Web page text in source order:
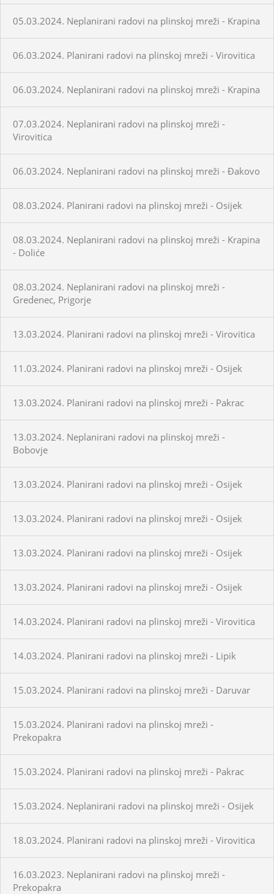
05.03.2024. Neplanirani radovi na plinskoj mreži - Krapina
06.03.2024. Planirani radovi na plinskoj mreži - Virovitica
06.03.2024. Neplanirani radovi na plinskoj mreži - Krapina
07.03.2024. Neplanirani radovi na plinskoj mreži -
Virovitica
06.03.2024. Neplanirani radovi na plinskoj mreži - Đakovo
08.03.2024. Planirani radovi na plinskoj mreži - Osijek
08.03.2024. Neplanirani radovi na plinskoj mreži - Krapina
- Doliće
08.03.2024. Neplanirani radovi na plinskoj mreži -
Gredenec, Prigorje
13.03.2024. Planirani radovi na plinskoj mreži - Virovitica
11.03.2024. Planirani radovi na plinskoj mreži - Osijek
13.03.2024. Planirani radovi na plinskoj mreži - Pakrac
13.03.2024. Neplanirani radovi na plinskoj mreži -
Bobovje
13.03.2024. Planirani radovi na plinskoj mreži - Osijek
13.03.2024. Planirani radovi na plinskoj mreži - Osijek
13.03.2024. Planirani radovi na plinskoj mreži - Osijek
13.03.2024. Planirani radovi na plinskoj mreži - Osijek
14.03.2024. Planirani radovi na plinskoj mreži - Virovitica
14.03.2024. Planirani radovi na plinskoj mreži - Lipik
15.03.2024. Planirani radovi na plinskoj mreži - Daruvar
15.03.2024. Planirani radovi na plinskoj mreži -
Prekopakra
15.03.2024. Planirani radovi na plinskoj mreži - Pakrac
15.03.2024. Neplanirani radovi na plinskoj mreži - Osijek
18.03.2024. Planirani radovi na plinskoj mreži - Virovitica
16.03.2023. Neplanirani radovi na plinskoj mreži -
Prekopakra